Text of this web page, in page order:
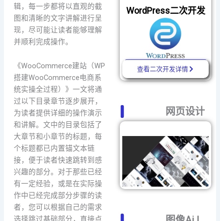
辑，每一步都将以直观的截
图和清晰的文字讲解进行呈
现，尽可能让读者能够理解
并顺利完成操作。
《WooCommerce建站（WP
搭建WooCommerce电商系
统实操全过程）》一文将通
过以下目录章节逐步展开，
为读者提供详细的操作演示
和讲解。文中的目录包括了
大章节和小章节的标题，每
个标题都已内置锚文本链
接，便于读者快速跳转到感
兴趣的部分。对于那些已经
有一定经验，或是在实际操
作中已经完成部分步骤的读
者，您可以根据自己的需求
WordPress二次开发
查看二次开发详情
网页设计